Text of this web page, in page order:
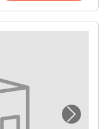
in Berlin